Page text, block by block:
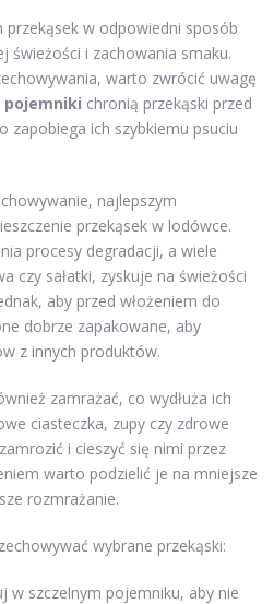
w odpowiedni sposób
świeżości i zachowania smaku.
warto zwrócić uwagę
pojemniki chronią przekąski przed
zapobiega ich szybkiemu psuciu
najlepszym
przekąsek w lodówce.
procesy degradacji, a wiele
czy sałatki, zyskuje na świeżości
aby przed włożeniem do
dobrze zapakowane, aby
z innych produktów.
zamrażać, co wydłuża ich
ciasteczka, zupy czy zdrowe
i cieszyć się nimi przez
warto podzielić je na mniejsze
rozmrażanie.
wybrane przekąski:
w szczelnym pojemniku, aby nie